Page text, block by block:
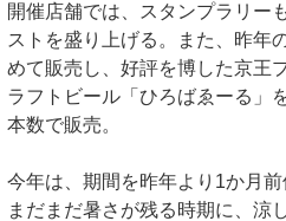
開催店舗では、スタンプラリー
ストを盛り上げる。また、昨年
めて販売し、好評を博した京王
ラフトビール「ひろばゑーる」
本数で販売。
今年は、期間を昨年より1か月前
まだまだ暑さが残る時期に、涼